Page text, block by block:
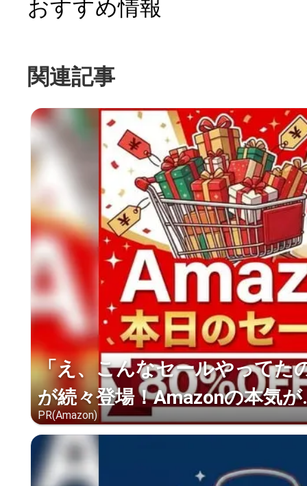
おすすめ情報
関連記事
「え、こんなセールやってた
が続々登場！Amazonの本気が
PR(Amazon)